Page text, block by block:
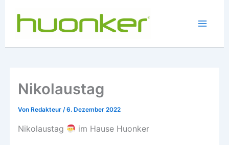
Inhalt
springen
Nikolaustag
Von Redakteur /6. Dezember 2022
Nikolaustag im Hause Huonker